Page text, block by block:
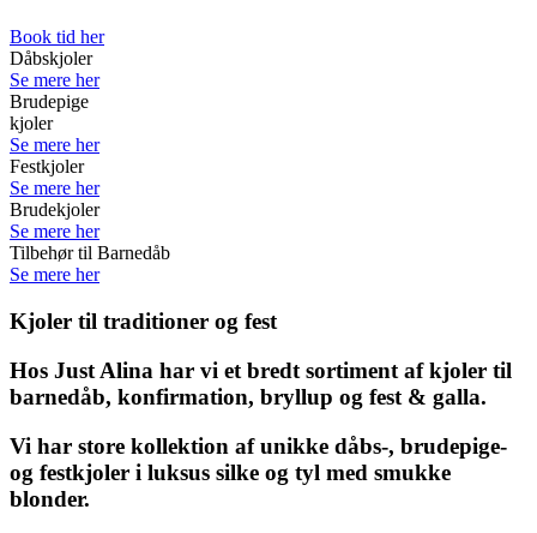
Book tid her
Dåbskjoler
Se mere her
Brudepige
kjoler
Se mere her
Festkjoler
Se mere her
Brudekjoler
Se mere her
Tilbehør til Barnedåb
Se mere her
Kjoler til traditioner og fest
Hos Just Alina har vi et bredt sortiment af kjoler til
barnedåb, konfirmation, bryllup og fest & galla.
Vi har store kollektion af unikke dåbs-, brudepige-
og festkjoler i luksus silke og tyl med smukke
blonder.